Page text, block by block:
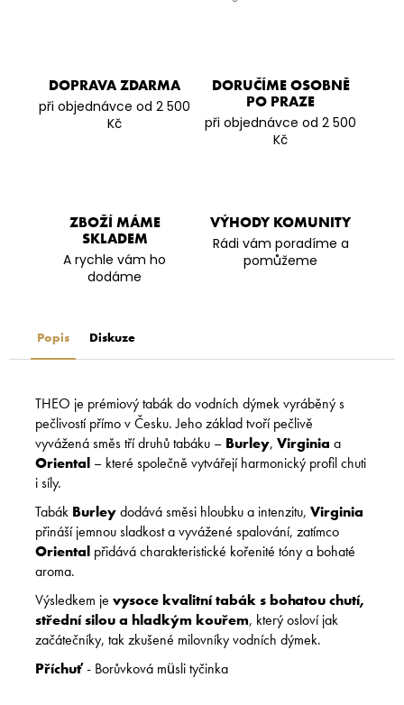
DOPRAVA ZDARMA
při objednávce od 2 500
Kč
DORUČÍME OSOBNĚ
PO PRAZE
při objednávce od 2 500
Kč
ZBOŽÍ MÁME
SKLADEM
A rychle vám ho
dodáme
VÝHODY KOMUNITY
Rádi vám poradíme a
pomůžeme
Popis Diskuze
THEO je prémiový tabák do vodních dýmek vyráběný s
pečlivostí přímo v Česku. Jeho základ tvoří pečlivě
vyvážená směs tří druhů tabáku – Burley, Virginia a
Oriental – které společně vytvářejí harmonický profil chuti
i síly.
Tabák Burleydodává směsi hloubku a intenzitu, Virginia
přináší jemnou sladkost a vyvážené spalování, zatímco
Oriental přidává charakteristické kořenité tóny a bohaté
aroma.
Výsledkem je vysoce kvalitní tabák s bohatou chutí,
střední silou a hladkým kouřem, který osloví jak
začátečníky, tak zkušené milovníky vodních dýmek.
Příchuť- Borůvková müsli tyčinka